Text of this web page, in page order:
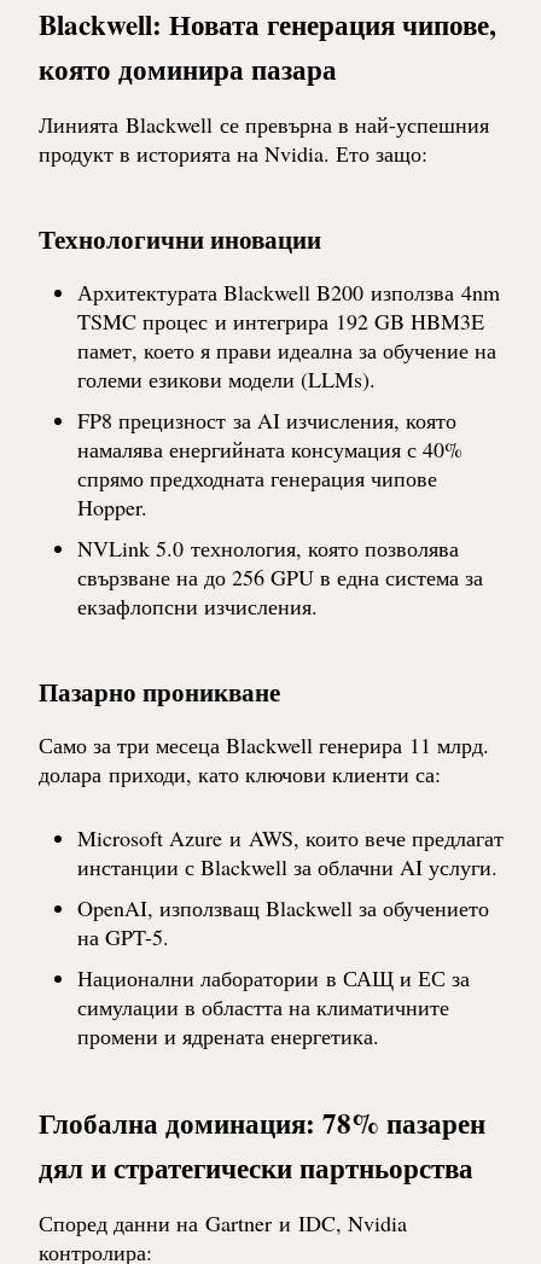
Blackwell: Новата генерация чипове,
която доминира пазара
Линията Blackwellсе превърна в най-успешния
продукт в историята на Nvidia. Ето защо:
Технологични иновации
Архитектурата Blackwell B200използва 4nm
TSMC процеси интегрира 192 GB HBM3E
памет, което я прави идеална за обучение на
големи езикови модели (LLMs).
FP8 прецизностза AI изчисления, която
намалява енергийната консумация с 40%
спрямо предходната генерация чипове
Hopper.
NVLink 5.0технология, която позволява
свързване на до 256 GPU в една система за
екзафлопсни изчисления.
Пазарно проникване
Само за три месеца Blackwell генерира 11 млрд.
долараприходи, като ключови клиенти са:
Microsoft Azureи AWS, които вече предлагат
инстанции с Blackwell за облачни AI услуги.
OpenAI, използващ Blackwell за обучението
на GPT-5.
Национални лаборатории в САЩ и ЕС за
симулации в областта на климатичните
промени и ядрената енергетика.
Глобална доминация: 78% пазарен
дял и стратегически партньорства
Според данни на Gartnerи IDC, Nvidia
контролира: